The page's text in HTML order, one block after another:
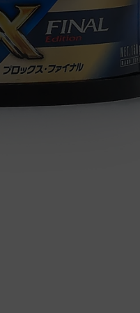
Temizleyiciler